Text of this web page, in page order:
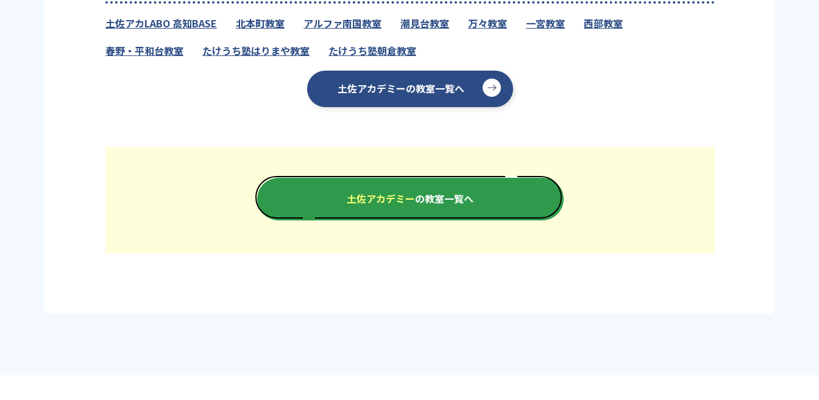
土佐アカLABO 高知BASE 北本町教室 アルファ南国教室 潮見台教室 万々教室 一宮教室
西部教室
春野・平和台教室
たけうち塾はりまや教室 たけうち塾朝倉教室
土佐アカデミーの教室一覧へ
土佐アカデミーの教室一覧へ